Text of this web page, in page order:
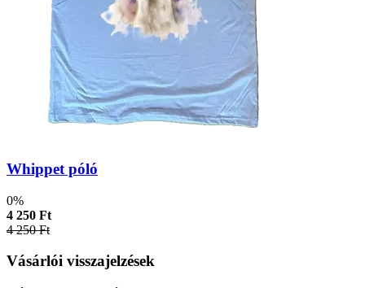
Whippet póló
0%
4 250 Ft
4 250 Ft
Vásárlói visszajelzések